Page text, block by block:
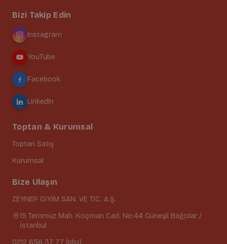
Bizi Takip Edin
Instagram
YouTube
Facebook
LinkedIn
Toptan & Kurumsal
Toptan Satış
Kurumsal
Bize Ulaşın
ZEYNEP GİYİM SAN. VE TİC. A.Ş.
15 Temmuz Mah. Koçman Cad. No:44 Güneşli Bağcılar /
İstanbul
0212 656 37 77 (pbx)